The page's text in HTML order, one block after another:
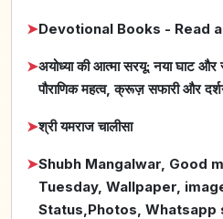
➤Devotional Books - Read
➤अयोध्या की आत्मा सरयू: नया घाट और
पौराणिक महत्व, क्रूज़ सफारी और
➤श्री यमराज चालीसा
➤Shubh Mangalwar, Good
Tuesday, Wallpaper,
Status,Photos, Whatsapp